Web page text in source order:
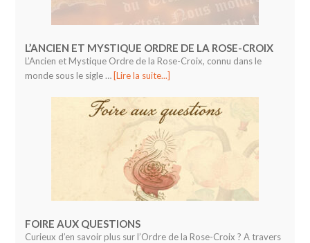
L’ANCIEN ET MYSTIQUE ORDRE DE LA ROSE-CROIX
L’Ancien et Mystique Ordre de la Rose-Croix, connu dans le
monde sous le sigle … [Lire la suite...]
FOIRE AUX QUESTIONS
Curieux d’en savoir plus sur l’Ordre de la Rose-Croix ? A travers